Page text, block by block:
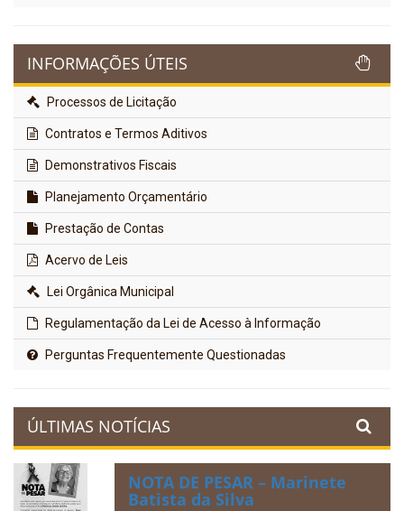
INFORMAÇÕES ÚTEIS
Processos de Licitação
Contratos e Termos Aditivos
Demonstrativos Fiscais
Planejamento Orçamentário
Prestação de Contas
Acervo de Leis
Lei Orgânica Municipal
Regulamentação da Lei de Acesso à Informação
Perguntas Frequentemente Questionadas
ÚLTIMAS NOTÍCIAS
NOTA DE PESAR – Marinete
Batista da Silva